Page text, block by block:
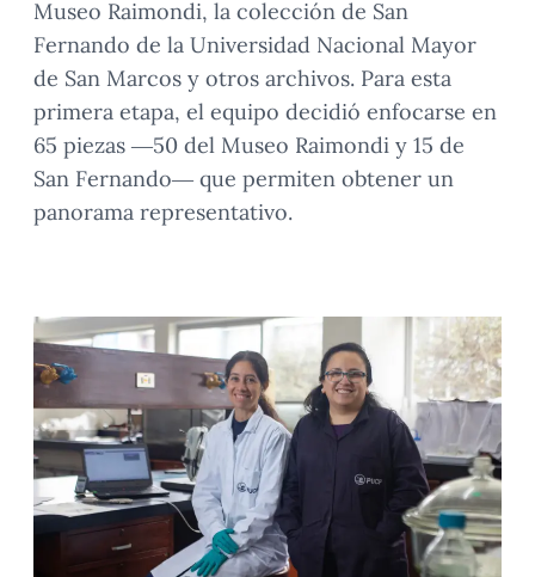
Museo Raimondi, la colección de San
Fernando de la Universidad Nacional Mayor
de San Marcos y otros archivos. Para esta
primera etapa, el equipo decidió enfocarse en
65 piezas —50 del Museo Raimondi y 15 de
San Fernando— que permiten obtener un
panorama representativo.